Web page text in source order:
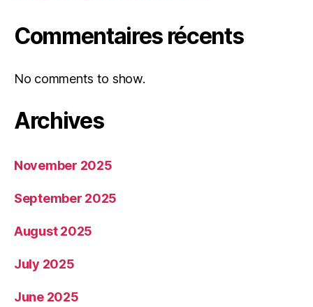
Commentaires récents
No comments to show.
Archives
November 2025
September 2025
August 2025
July 2025
June 2025